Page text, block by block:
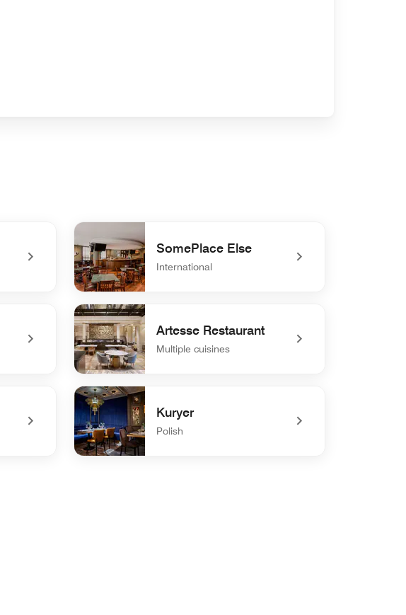
SomePlace Else
International
undefined SomePlace Else
Artesse Restaurant
Multiple cuisines
undefined Artesse Restaurant
Kuryer
Polish